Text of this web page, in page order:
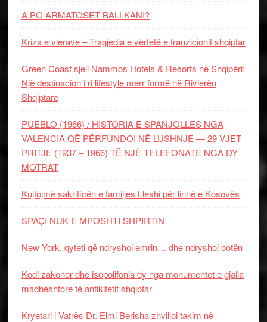
A PO ARMATOSET BALLKANI?
Kriza e vlerave – Tragjedia e vërtetë e tranzicionit shqiptar
Green Coast sjell Nammos Hotels & Resorts në Shqipëri:
Një destinacion i ri lifestyle merr formë në Rivierën
Shqiptare
PUEBLO (1966) / HISTORIA E SPANJOLLES NGA
VALENCIA QË PËRFUNDOI NË LUSHNJE — 29 VJET
PRITJE (1937 – 1966) TË NJË TELEFONATE NGA DY
MOTRAT
Kujtojmë sakrificën e familjes Lleshi për lirinë e Kosovës
SPAÇI NUK E MPOSHTI SHPIRTIN
New York, qyteti që ndryshoi emrin… dhe ndryshoi botën
Kodi zakonor dhe isopolifonia dy nga monumentet e gjalla
madhështore të antikitetit shqiptar
Kryetari i Vatrës Dr. Elmi Berisha zhvilloi takim në